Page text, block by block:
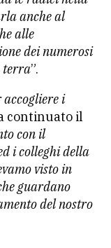
anche al
alle
dei numerosi
terra”.
accogliere i
continuato il
con il
i colleghi della
visto in
guardano
del nostro